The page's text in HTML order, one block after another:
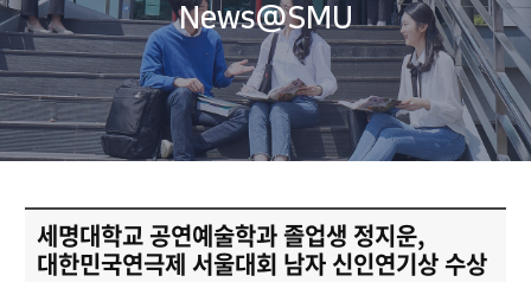
News@SMU
세명대학교 공연예술학과 졸업생 정지운,
대한민국연극제 서울대회 남자 신인연기상 수상